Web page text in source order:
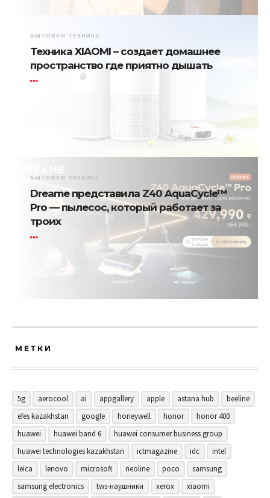
БЫТОВАЯ ТЕХНИКА
Техника XIAOMI – создает домашнее
пространство где приятно дышать
БЫТОВАЯ ТЕХНИКА
Dreame представила Z40 AquaCycle™
Pro — пылесос, который работает за
троих
МЕТКИ
5g aerocool ai appgallery apple astana hub
beeline
efes kazakhstan
google honeywell honor
honor 400
huawei
huawei band 6
huawei consumer business group
huawei technologies kazakhstan
ictmagazine idc
intel
leica
lenovo microsoft neoline poco
samsung
samsung electronics
tws-наушники xerox
xiaomi